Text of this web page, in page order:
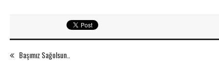
Başımız Sağolsun..